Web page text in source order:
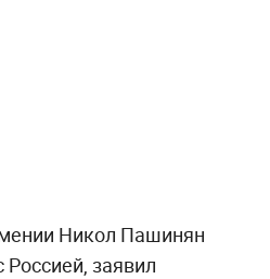
Никол Пашинян
Россией, заявил